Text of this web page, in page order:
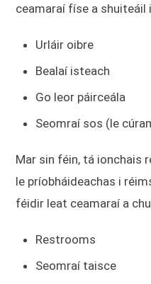
ceamaraí físe a shuiteáil
Urláir oibre
Bealaí isteach
Go leor páirceála
Seomraí sos (le
Mar sin féin, tá ionchais
le príobháideachas i
féidir leat ceamaraí a
Restrooms
Seomraí taisce